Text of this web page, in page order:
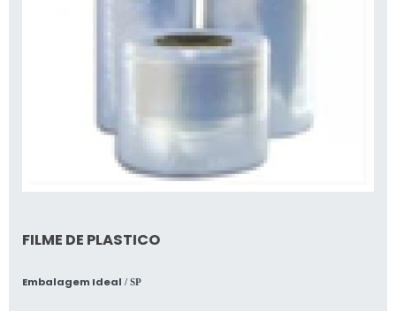
FILME DE PLASTICO
Embalagem Ideal / SP